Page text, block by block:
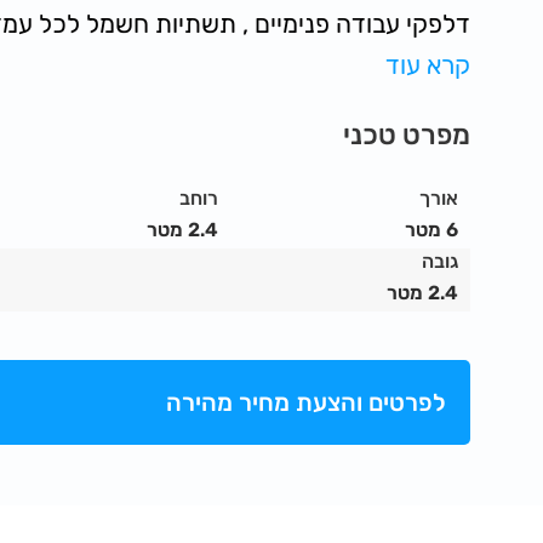
דלפקי עבודה פנימיים , תשתיות חשמל לכל
דלפקי עבודה חיצוניים , הכנה לשילוט.
מזגן 1.5 כ"ס.
מסופק עם 12 כסאות פלסטיק.
קרא עוד
מפרט טכני
אורך
6 מטר
רוחב
2.4 מטר
גובה
2.4 מטר
לפרטים והצעת מחיר מהירה